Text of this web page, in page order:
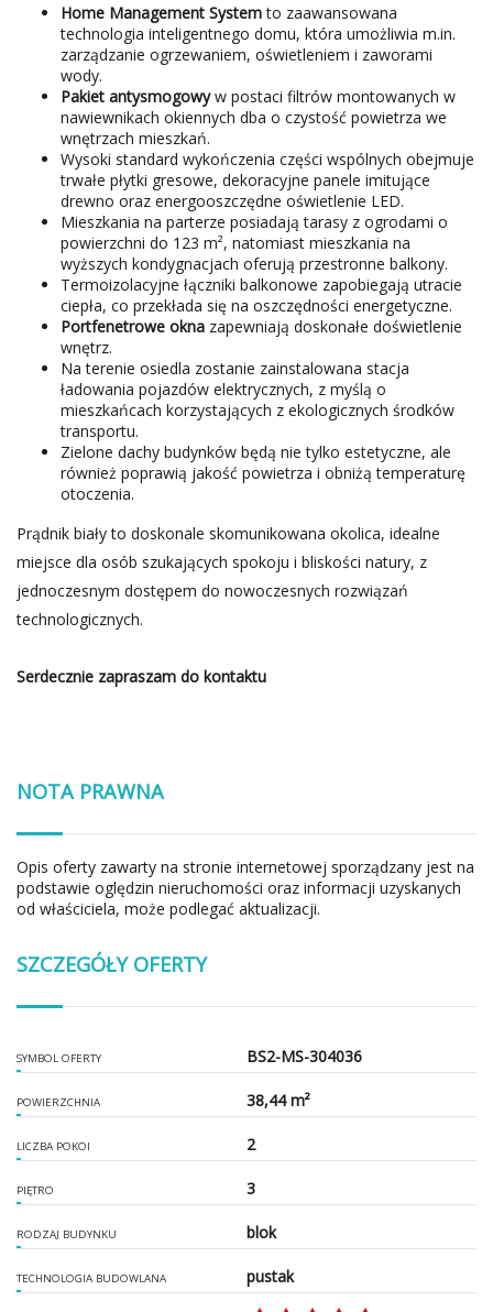
Home Management Systemto zaawansowana
technologia inteligentnego domu, która umożliwia m.in.
zarządzanie ogrzewaniem, oświetleniem i zaworami
wody.
Pakiet antysmogowyw postaci filtrów montowanych w
nawiewnikach okiennych dba o czystość powietrza we
wnętrzach mieszkań.
Wysoki standard wykończenia części wspólnych obejmuje
trwałe płytki gresowe, dekoracyjne panele imitujące
drewno oraz energooszczędne oświetlenie LED.
Mieszkania na parterze posiadają tarasy z ogrodami o
powierzchni do 123 m², natomiast mieszkania na
wyższych kondygnacjach oferują przestronne balkony.
Termoizolacyjne łączniki balkonowe zapobiegają utracie
ciepła, co przekłada się na oszczędności energetyczne.
Portfenetrowe okna zapewniają doskonałe doświetlenie
wnętrz.
Na terenie osiedla zostanie zainstalowana stacja
ładowania pojazdów elektrycznych, z myślą o
mieszkańcach korzystających z ekologicznych środków
transportu.
Zielone dachy budynków będą nie tylko estetyczne, ale
również poprawią jakość powietrza i obniżą temperaturę
otoczenia.
Prądnik biały to doskonale skomunikowana okolica, idealne
miejsce dla osób szukających spokoju i bliskości natury, z
jednoczesnym dostępem do nowoczesnych rozwiązań
technologicznych.
Serdecznie zapraszam do kontaktu
NOTA PRAWNA
Opis oferty zawarty na stronie internetowej sporządzany jest na
podstawie oględzin nieruchomości oraz informacji uzyskanych
od właściciela, może podlegać aktualizacji.
SZCZEGÓŁY OFERTY
SYMBOL OFERTY BS2-MS-304036
POWIERZCHNIA 38,44 m²
LICZBA POKOI 2
PIĘTRO 3
RODZAJ BUDYNKU blok
TECHNOLOGIA BUDOWLANA pustak